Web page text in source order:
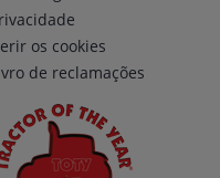
os cookies
de reclamações